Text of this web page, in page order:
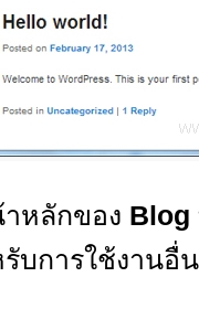
หลักของ Blog
รับการใช้งานอื่